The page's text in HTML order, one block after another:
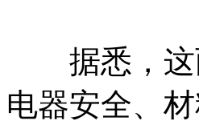
据悉，这
电器安全、